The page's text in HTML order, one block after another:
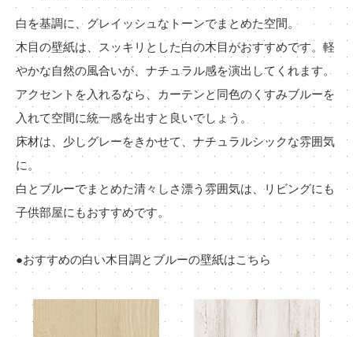
白を基調に、グレイッシュなトーンでまとめた空間。
木目の壁紙は、スッキリとした白の木目がおすすめです。軽
やかな自然の風合いが、ナチュラル感を演出してくれます。
アクセントを入れるなら、カーテンと同色のくすみブルーを
入れて空間に統一感を出すと良いでしょう。
床材は、少しグレーをきかせて、ナチュラルシックな雰囲気
に。
白とブルーでまとめた清々しさ漂う雰囲気は、リビングにも
子供部屋にもおすすめです。
●おすすめの白い木目調とブルーの壁紙はこちら